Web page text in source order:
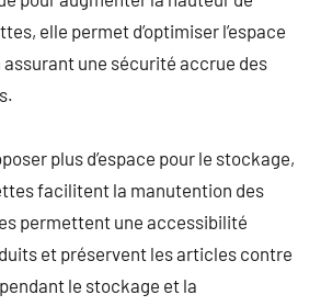
elle permet d’optimiser l’espace
une sécurité accrue des
plus d’espace pour le stockage,
facilitent la manutention des
permettent une accessibilité
et préservent les articles contre
le stockage et la